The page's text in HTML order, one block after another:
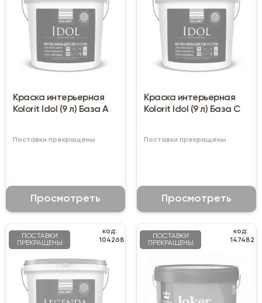
Краска интерьерная
Kolorit Idol (9 л) База A
Поставки прекращены
Просмотреть
Краска интерьерная
Kolorit Idol (9 л) База C
Поставки прекращены
Просмотреть
ПОСТАВКИ
ПРЕКРАЩЕНЫ
код:
104268
ПОСТАВКИ
ПРЕКРАЩЕНЫ
код:
147482